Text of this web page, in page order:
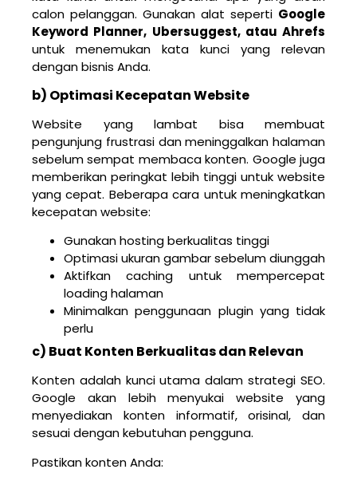
calon pelanggan. Gunakan alat seperti Google
Keyword Planner, Ubersuggest, atau Ahrefs
untuk menemukan kata kunci yang relevan
dengan bisnis Anda.
b) Optimasi Kecepatan Website
Website yang lambat bisa membuat
pengunjung frustrasi dan meninggalkan halaman
sebelum sempat membaca konten. Google juga
memberikan peringkat lebih tinggi untuk website
yang cepat. Beberapa cara untuk meningkatkan
kecepatan website:
Gunakan hosting berkualitas tinggi
Optimasi ukuran gambar sebelum diunggah
Aktifkan caching untuk mempercepat
loading halaman
Minimalkan penggunaan plugin yang tidak
perlu
c) Buat Konten Berkualitas dan Relevan
Konten adalah kunci utama dalam strategi SEO.
Google akan lebih menyukai website yang
menyediakan konten informatif, orisinal, dan
sesuai dengan kebutuhan pengguna.
Pastikan konten Anda: